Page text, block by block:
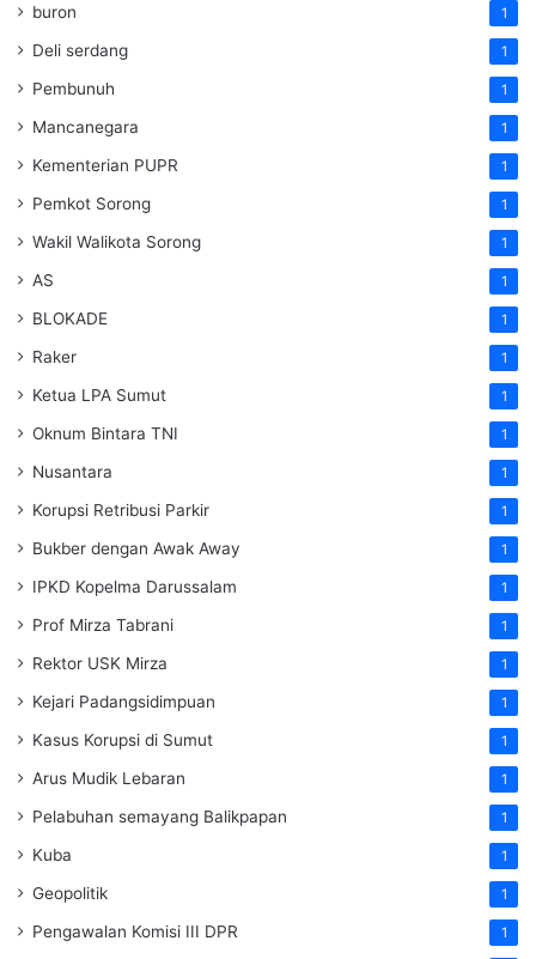
buron 1
Deli serdang 1
Pembunuh 1
Mancanegara 1
Kementerian PUPR 1
Pemkot Sorong 1
Wakil Walikota Sorong 1
AS 1
BLOKADE 1
Raker 1
Ketua LPA Sumut 1
Oknum Bintara TNI 1
Nusantara 1
Korupsi Retribusi Parkir 1
Bukber dengan Awak Away 1
IPKD Kopelma Darussalam 1
Prof Mirza Tabrani 1
Rektor USK Mirza 1
Kejari Padangsidimpuan 1
Kasus Korupsi di Sumut 1
Arus Mudik Lebaran 1
Pelabuhan semayang Balikpapan 1
Kuba 1
Geopolitik 1
Pengawalan Komisi III DPR 1